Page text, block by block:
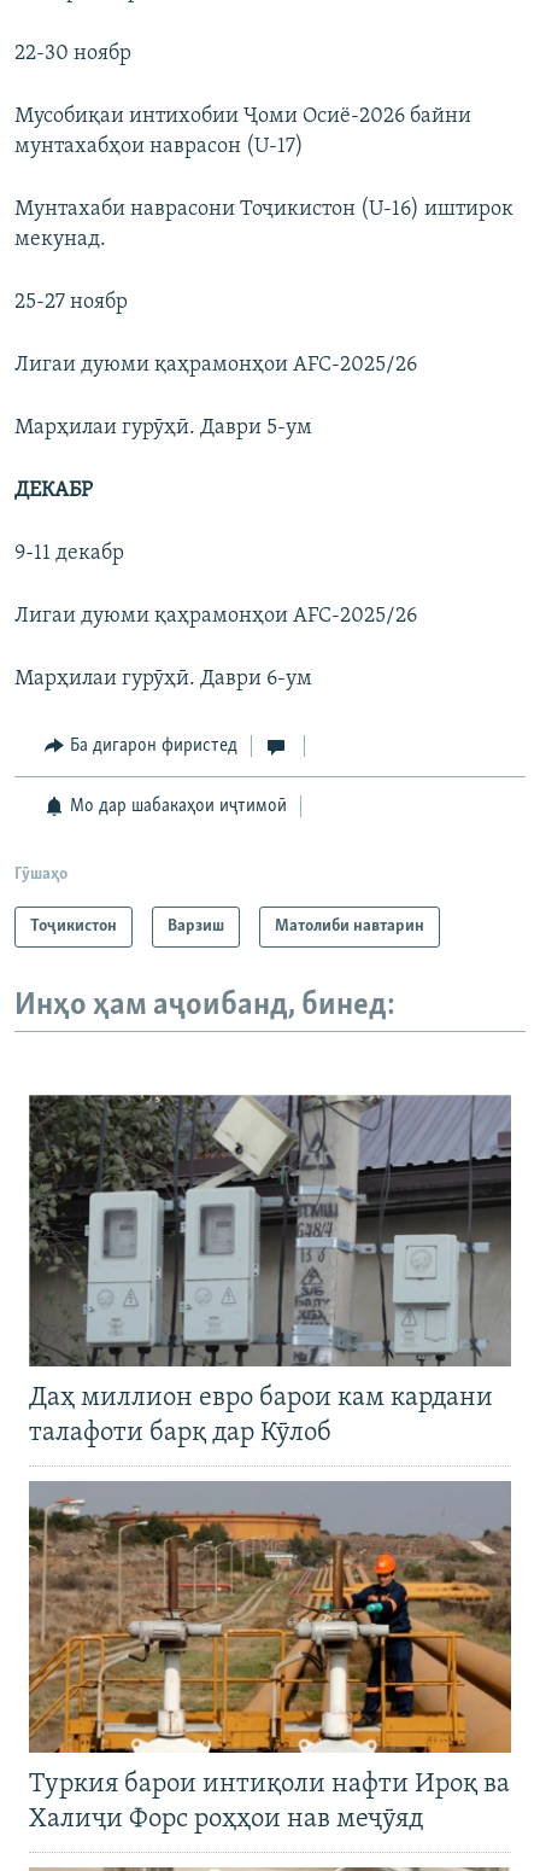
22-30 ноябр
Мусобиқаи интихобии Ҷоми Осиё-2026 байни
мунтахабҳои наврасон (U-17)
Мунтахаби наврасони Тоҷикистон (U-16) иштирок
мекунад.
25-27 ноябр
Лигаи дуюми қаҳрамонҳои AFC-2025/26
Марҳилаи гурӯҳӣ. Даври 5-ум
ДЕКАБР
9-11 декабр
Лигаи дуюми қаҳрамонҳои AFC-2025/26
Марҳилаи гурӯҳӣ. Даври 6-ум
Ба дигарон фиристед
Мо дар шабакаҳои иҷтимоӣ
Гӯшаҳо
Тоҷикистон Варзиш Матолиби навтарин
Инҳо ҳам аҷоибанд, бинед:
Даҳ миллион евро барои кам кардани
талафоти барқ дар Кӯлоб
Туркия барои интиқоли нафти Ироқ ва
Халиҷи Форс роҳҳои нав меҷӯяд